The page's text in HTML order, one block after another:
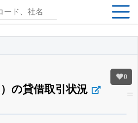
0
の貸借取引状況